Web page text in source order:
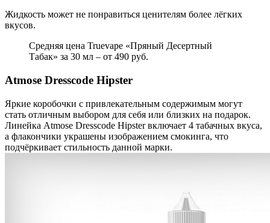
Жидкость может не понравиться ценителям более лёгких
вкусов.
Средняя цена Truevape «Пряный Десертный
Табак» за 30 мл – от 490 руб.
Atmose Dresscode Hipster
Яркие коробочки с привлекательным содержимым могут
стать отличным выбором для себя или близких на подарок.
Линейка Atmose Dresscode Hipster включает 4 табачных вкуса,
а флакончики украшены изображением смокинга, что
подчёркивает стильность данной марки.